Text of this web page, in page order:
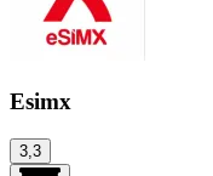
Esimx
3,3